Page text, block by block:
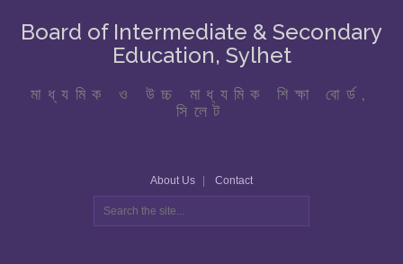
Board of Intermediate & Secondary
Education, Sylhet
মাধ্যমিক ও উচ্চ মাধ্যমিক শিক্ষা বোর্ড,
সিলেট
About Us Contact